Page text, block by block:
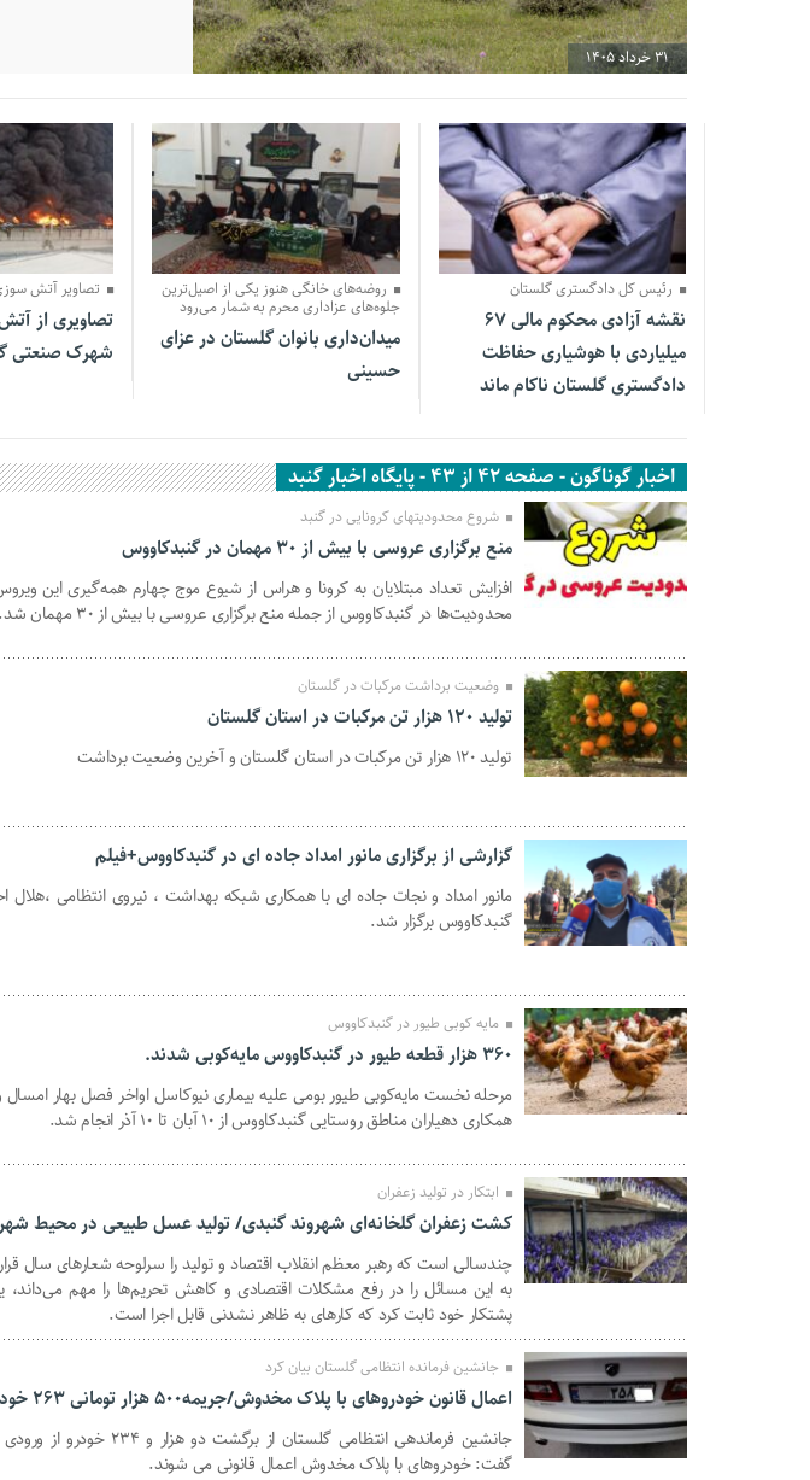
31 خرداد 1405
رئیس کل دادگستری گلستان
نقشه آزادی محکوم مالی ۶۷
میلیاردی با هوشیاری حفاظت
دادگستری گلستان ناکام ماند
31 خرداد 1405
روضه‌های خانگی هنوز یکی از اصیل‌ترین
جلوه‌های عزاداری محرم به شمار می‌رود
میدان‌داری بانوان گلستان در عزای
حسینی
31 فروردین 1405
تصاویر آتش
تصاویری از
شهرک صنعتی
اخبار گوناگون - صفحه 42 از 43 - پایگاه اخبار گنبد
28 بهمن 1399
شروع محدودیتهای کرونایی در گنبد
منع برگزاری عروسی با بیش از ۳۰ مهمان در گنبدکاووس
افزایش تعداد مبتلایان به کرونا و هراس از شیوع موج چهارم همه‌گیری این
محدودیت‌ها در گنبدکاووس از جمله منع برگزاری عروسی با بیش از ۳۰ مهمان شد.
09 دی 1399
وضعیت برداشت مرکبات در گلستان
تولید ۱۲۰ هزار تن مرکبات در استان گلستان
تولید ۱۲۰ هزار تن مرکبات در استان گلستان و آخرین وضعیت برداشت
09 دی 1399
گزارشی از برگزاری مانور امداد جاده ای در گنبدکاووس+فیلم
مانور امداد و نجات جاده ای با همکاری شبکه بهداشت ، نیروی انتظامی
گنبدکاووس برگزار شد.
13 آذر 1399
مایه کوبی طیور در گنبدکاووس
۳۶۰ هزار قطعه طیور در گنبدکاووس مایه‌کوبی شدند.
مرحله نخست مایه‌کوبی طیور بومی علیه بیماری نیوکاسل اواخر فصل بهار امسال
همکاری دهیاران مناطق روستایی گنبدکاووس از ۱۰ آبان تا ۱۰ آذر انجام شد.
05 آذر 1399
ابتکار در تولید زعفران
کشت زعفران گلخانه‌ای شهروند گنبدی/ تولید عسل طبیعی در محیط
چندسالی است که رهبر معظم انقلاب اقتصاد و تولید را سرلوحه شعارهای سال
به این مسائل را در رفع مشکلات اقتصادی و کاهش تحریم‌ها را مهم
پشتکار خود ثابت کرد که کارهای به ظاهر نشدنی قابل اجرا است.
04 آذر 1399
جانشین فرمانده انتظامی گلستان بیان کرد
اعمال قانون خودروهای با پلاک مخدوش/جریمه۵۰۰ هزار تومانی ۲۶۳ خودرو
جانشین فرماندهی انتظامی گلستان از
گفت: خودروهای با پلاک مخدوش اعمال قانونی می شوند.